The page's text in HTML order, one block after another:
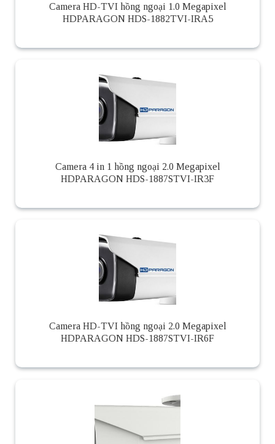
Camera HD-TVI hồng ngoại 1.0 Megapixel
HDPARAGON HDS-1882TVI-IRA5
Camera 4 in 1 hồng ngoại 2.0 Megapixel
HDPARAGON HDS-1887STVI-IR3F
Camera HD-TVI hồng ngoại 2.0 Megapixel
HDPARAGON HDS-1887STVI-IR6F